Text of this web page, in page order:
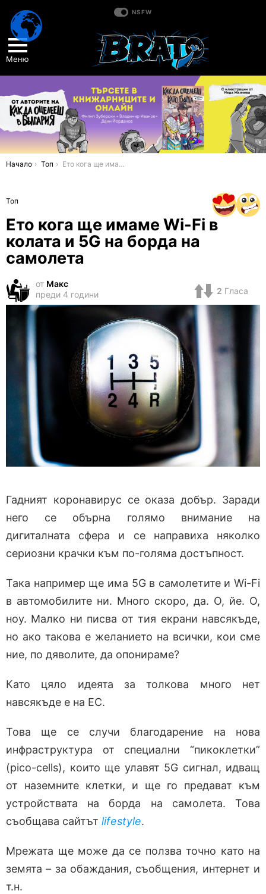
NSFW
Меню
You are here:
Начало Топ Ето кога ще имаме Wi-Fi в колата и 5G на борда на самолета
Топ
Ето кога ще имаме Wi-Fi в
колата и 5G на борда на
самолета
от Макс
преди 4 години
2 Гласа
Гадният коронавирус се оказа добър. Заради
него се обърна голямо внимание на
дигиталната сфера и се направиха няколко
сериозни крачки към по-голяма достъпност.
Така например ще има 5G в самолетите и Wi-Fi
в автомобилите ни. Много скоро, да. О, йе. О,
ноу. Малко ни писва от тия екрани навсякъде,
но ако такова е желанието на всички, кои сме
ние, по дяволите, да опонираме?
Като цяло идеята за толкова много нет
навсякъде е на ЕС.
Това ще се случи благодарение на нова
инфраструктура от специални “пикоклетки”
(pico-cells), които ще улавят 5G сигнал, идващ
от наземните клетки, и ще го предават към
устройствата на борда на самолета. Това
съобщава сайтът lifestyle.
Мрежата ще може да се ползва точно като на
земята – за обаждания, съобщения, интернет и
т.н.